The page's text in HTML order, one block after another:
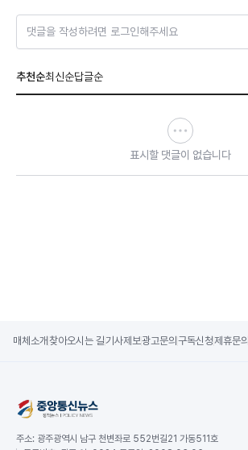
댓글을 작성하려면 로그인해주세요
추천순최신순답글순
표시할 댓글이 없습니다
매체소개 찾아오시는 길기사제보광고문의 구독신청제휴문의
주소: 광주광역시 남구 천변좌로 552번길21 가동511호